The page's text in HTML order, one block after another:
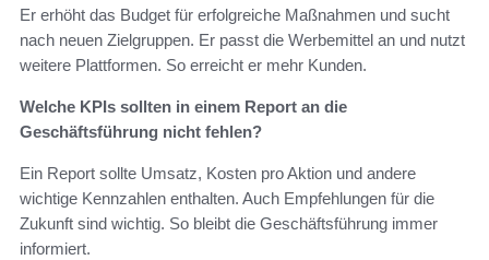
Er erhöht das Budget für erfolgreiche Maßnahmen und sucht
nach neuen Zielgruppen. Er passt die Werbemittel an und nutzt
weitere Plattformen. So erreicht er mehr Kunden.
Welche KPIs sollten in einem Report an die
Geschäftsführung nicht fehlen?
Ein Report sollte Umsatz, Kosten pro Aktion und andere
wichtige Kennzahlen enthalten. Auch Empfehlungen für die
Zukunft sind wichtig. So bleibt die Geschäftsführung immer
informiert.